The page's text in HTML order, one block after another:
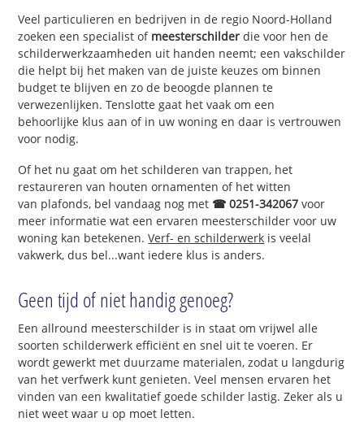
Veel particulieren en bedrijven in de regio Noord-Holland
zoeken een specialist of meesterschilder die voor hen de
schilderwerkzaamheden uit handen neemt; een vakschilder
die helpt bij het maken van de juiste keuzes om binnen
budget te blijven en zo de beoogde plannen te
verwezenlijken. Tenslotte gaat het vaak om een
behoorlijke klus aan of in uw woning en daar is vertrouwen
voor nodig.
Of het nu gaat om het schilderen van trappen, het
restaureren van houten ornamenten of het witten
van plafonds, bel vandaag nog met ☎ 0251-342067 voor
meer informatie wat een ervaren meesterschilder voor uw
woning kan betekenen.Verf- en schilderwerk is veelal
vakwerk, dus bel...want iedere klus is anders.
Geen tijd of niet handig genoeg?
Een allround meesterschilder is in staat om vrijwel alle
soorten schilderwerk efficiënt en snel uit te voeren. Er
wordt gewerkt met duurzame materialen, zodat u langdurig
van het verfwerk kunt genieten. Veel mensen ervaren het
vinden van een kwalitatief goede schilder lastig. Zeker als u
niet weet waar u op moet letten.